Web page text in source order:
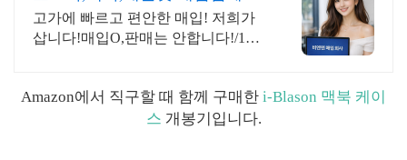
희가 삽니다! 매입O판매X
고가에 빠르고 편안한 매입! 저희가
삽니다!매입O,판매는 안합니다!/17
니다!매입해요/판매X
Amazon에서 직구할 때 함께 구매한 i-Blason 맥북 케이
스 개봉기입니다.